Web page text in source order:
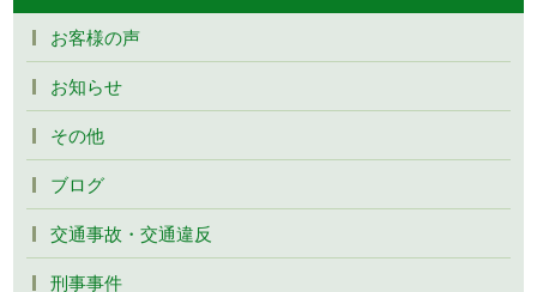
お客様の声
お知らせ
その他
ブログ
交通事故・交通違反
刑事事件